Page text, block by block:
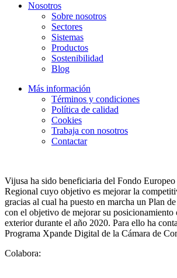
Nosotros
Sobre nosotros
Sectores
Sistemas
Productos
Sostenibilidad
Blog
Más información
Términos y condiciones
Política de calidad
Cookies
Trabaja con nosotros
Contactar
Vijusa ha sido beneficiaria del Fondo
Regional cuyo objetivo es mejorar la
gracias al cual ha puesto en marcha un Plan
con el objetivo de mejorar su
exterior durante el año 2020. Para ello ha
Programa Xpande Digital de la Cámara de
Colabora: